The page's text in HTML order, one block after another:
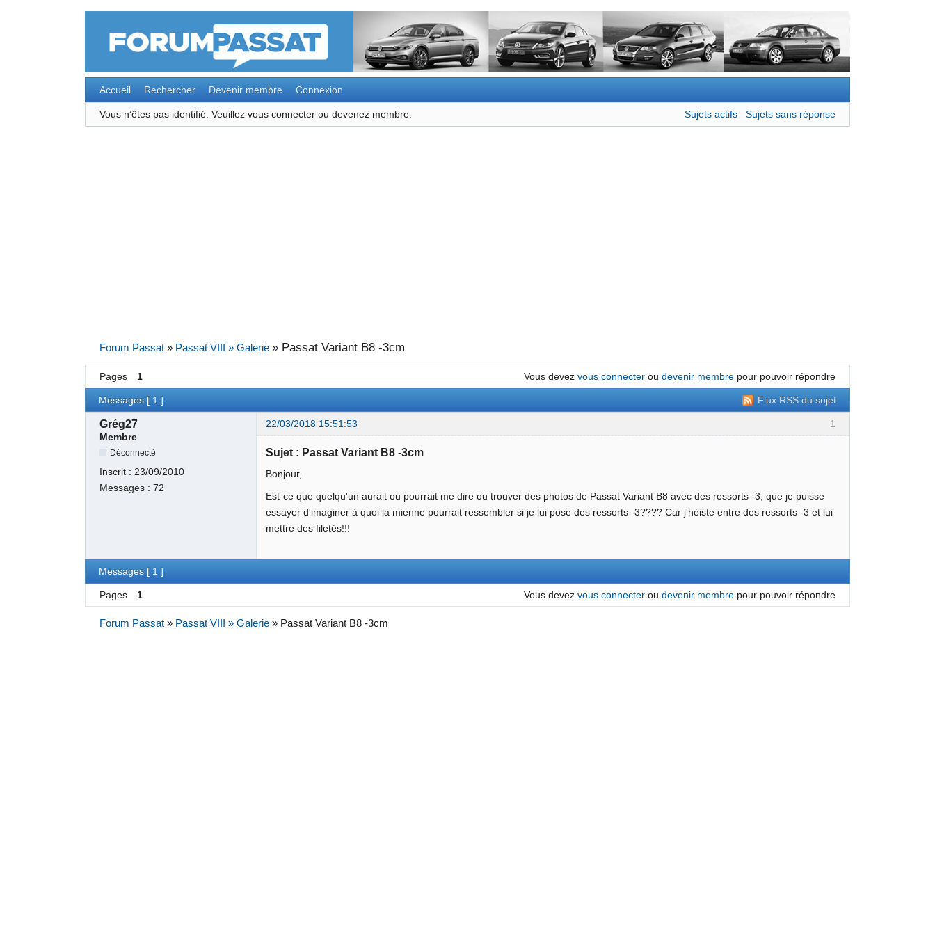
Accueil Rechercher Devenir membre Connexion
Vous n’êtes pas identifié. Veuillez vous connecter ou devenez membre. Sujets actifs Sujets sans réponse
Forum Passat » Passat VIII » Galerie » Passat Variant B8 -3cm
Pages 1 Vous devez vous connecterou devenir membrepour pouvoir répondre
Flux RSS du sujet
Messages [ 1 ]
1
Grég27
22/03/2018 15:51:53
Membre
Déconnecté
Inscrit : 23/09/2010
Messages :72
Sujet : Passat Variant B8 -3cm
Bonjour,
Est-ce que quelqu'un aurait ou pourrait me dire ou trouver des photos de Passat Variant B8 avec des ressorts -3, que je puisse
essayer d'imaginer à quoi la mienne pourrait ressembler si je lui pose des ressorts -3???? Car j'héiste entre des ressorts -3 et lui
mettre des filetés!!!
Messages [ 1 ]
Pages 1 Vous devez vous connecterou devenir membrepour pouvoir répondre
Forum Passat » Passat VIII » Galerie » Passat Variant B8 -3cm